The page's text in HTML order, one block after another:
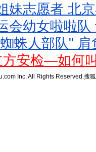
妹志愿者 北
会幼女啦啦
蛛人部队"
方安检—如何
Inc. All Rights Reserved.搜